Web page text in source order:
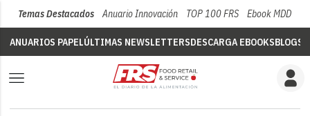
Temas Destacados Anuario Innovación TOP 100 FRS Ebook MDD
ANUARIOS PAPELÚLTIMAS NEWSLETTERSDESCARGA EBOOKSBLOGS